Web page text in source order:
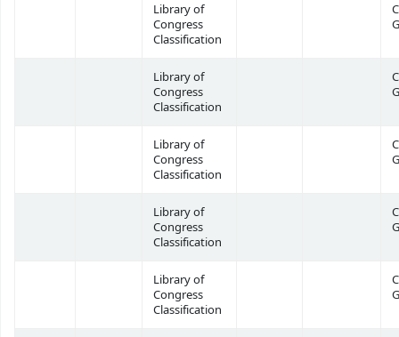
Library of
Congress
Classification
Library of
Congress
Classification
Library of
Congress
Classification
Library of
Congress
Classification
Library of
Congress
Classification